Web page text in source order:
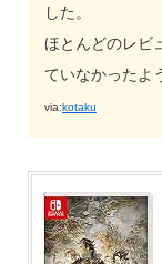
した。
ほとんどのレビ
ていなかったよ
via:kotaku